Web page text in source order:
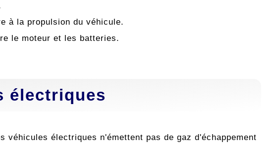
à la propulsion du véhicule.
le moteur et les batteries.
électriques
véhicules électriques n'émettent pas de gaz d'échappement